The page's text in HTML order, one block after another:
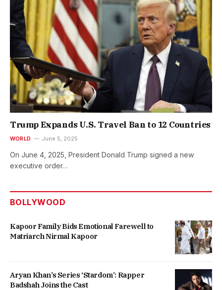
Trump Expands U.S. Travel Ban to 12 Countries
WORLD June 5, 2025
On June 4, 2025, President Donald Trump signed a new
executive order…
BOLLYWOOD
Kapoor Family Bids Emotional Farewell to
Matriarch Nirmal Kapoor
Aryan Khan’s Series ‘Stardom’: Rapper
Badshah Joins the Cast